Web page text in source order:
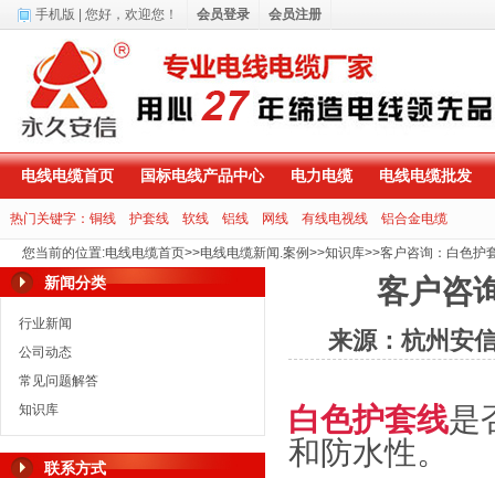
电线电缆首页 国标电线产品中心 电力电缆 电线电缆批发
热门关键字： 铜线 护套线 软线 铝线 网线 有线电视线 铝合金电缆
您当前的位置:电线电缆首页>>电线电缆新闻.案例>>知识库>>客户咨询：白色护
新闻分类
行业新闻
公司动态
常见问题解答
知识库
联系方式
客户咨
来源：杭州安
白色护套线是
和防水性。
手机版 | 您好， 欢迎您！ 会员登录 会员注册